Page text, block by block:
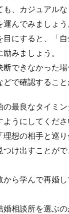
、カジュアル
んでみましょう
にすると、「
みましょう。
できなかった
で確認すること
最良なタイミ
うにしてくださ
理想の相手と巡
け出すことが
ら学んで再婚
相談所を選ぶ